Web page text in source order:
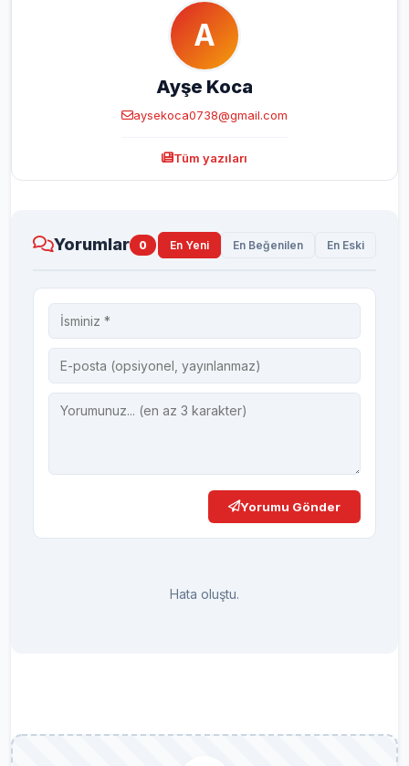
A
Ayşe Koca
aysekoca0738@gmail.com
Tüm yazıları
Yorumlar 0 En Yeni En Beğenilen En Eski
Yorumu Gönder
Hata oluştu.